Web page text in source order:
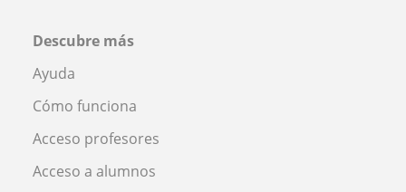
Descubre más
Ayuda
Cómo funciona
Acceso profesores
Acceso a alumnos